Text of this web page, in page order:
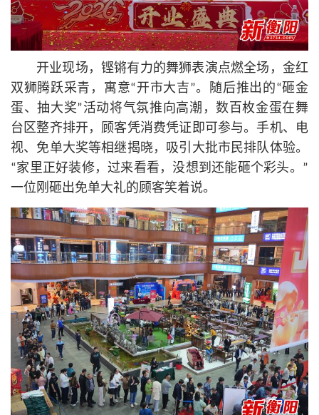
开业现场，铿锵有力的舞狮表演点燃全场，金红
双狮腾跃采青，寓意“开市大吉”。随后推出的“砸金
蛋、抽大奖”活动将气氛推向高潮，数百枚金蛋在舞
台区整齐排开，顾客凭消费凭证即可参与。手机、电
视、免单大奖等相继揭晓，吸引大批市民排队体验。
“家里正好装修，过来看看，没想到还能砸个彩头。”
一位刚砸出免单大礼的顾客笑着说。